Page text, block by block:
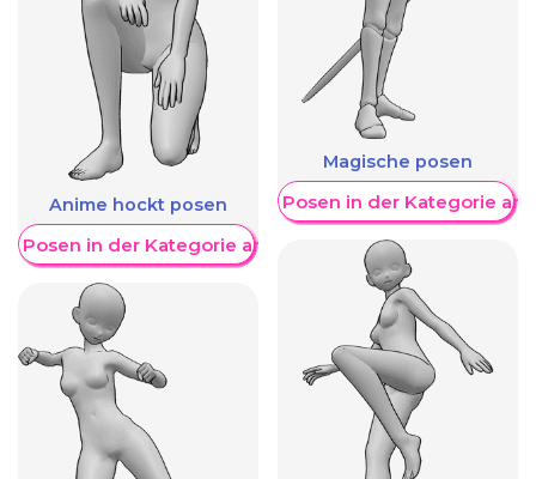
Anime hockt posen
Posen in der Kategorie anzeigen
Magische posen
Weitere Posen in der Kategorie